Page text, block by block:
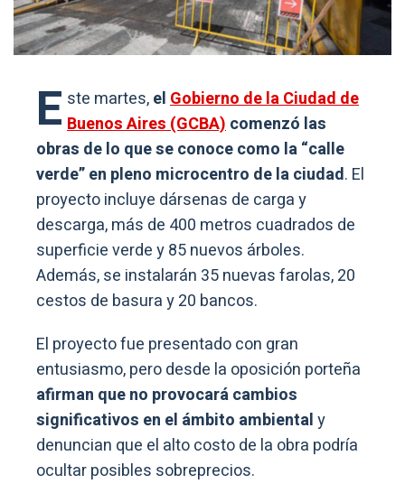
E ste martes,elGobierno de la Ciudad de
Buenos Aires (GCBA)comenzó las
obras de lo que se conoce como la “calle
verde” en pleno microcentro de la ciudad. El
proyecto incluye dársenas de carga y
descarga, más de 400 metros cuadrados de
superficie verde y 85 nuevos árboles.
Además, se instalarán 35 nuevas farolas, 20
cestos de basura y 20 bancos.
El proyecto fue presentado con gran
entusiasmo, pero desde la oposición porteña
afirman que no provocará cambios
significativos en el ámbito ambientaly
denuncian que el alto costo de la obra podría
ocultar posibles sobreprecios.